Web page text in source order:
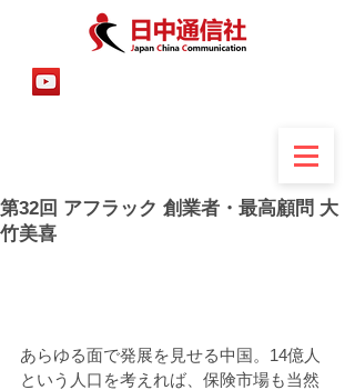
第32回 アフラック 創業者・最高顧問 大
竹美喜
あらゆる面で発展を見せる中国。14億人
という人口を考えれば、保険市場も当然